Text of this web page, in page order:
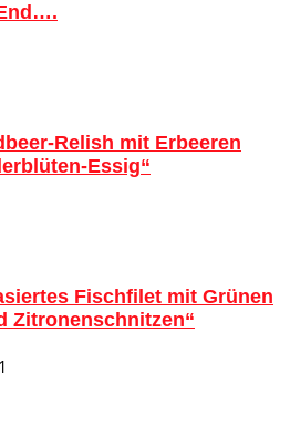
Relish mit Erbeeren
Essig“
Fischfilet mit Grünen
Zitronenschnitzen“